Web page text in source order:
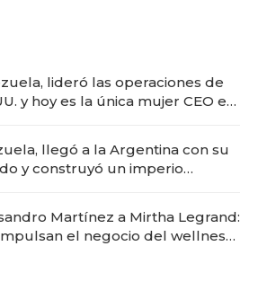
lideró las operaciones de
y hoy es la única mujer CEO en
llegó a la Argentina con su
y construyó un imperio
Martínez a Mirtha Legrand:
el negocio del wellness